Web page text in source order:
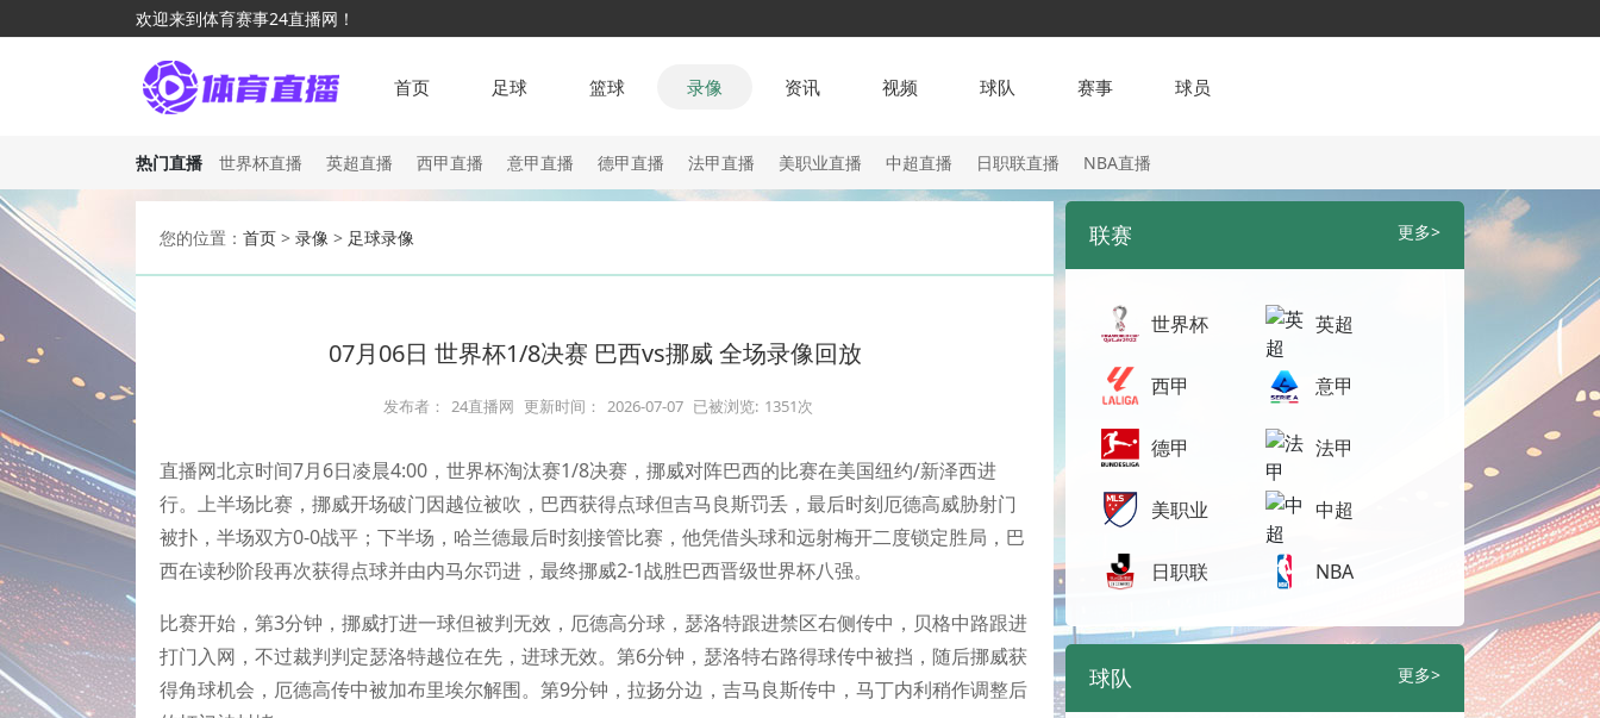
欢迎来到体育赛事24直播网！
首页 足球 篮球 录像 资讯 视频 球队 赛事 球员
热门直播 世界杯直播 英超直播 西甲直播 意甲直播 德甲直播 法甲直播 美职业直播 中超直播 日职联直播 NBA直播
您的位置： 首页 > 录像 > 足球录像
07月06日 世界杯1/8决赛 巴西vs挪威 全场录像回放
发布者： 24直播网 更新时间： 2026-07-07 已被浏览: 1351次
直播网北京时间7月6日凌晨4:00，世界杯淘汰赛1/8决赛，挪威对阵巴西的比赛在美国纽约/新泽西进
行。上半场比赛，挪威开场破门因越位被吹，巴西获得点球但吉马良斯罚丢，最后时刻厄德高威胁射门
被扑，半场双方0-0战平；下半场，哈兰德最后时刻接管比赛，他凭借头球和远射梅开二度锁定胜局，巴
西在读秒阶段再次获得点球并由内马尔罚进，最终挪威2-1战胜巴西晋级世界杯八强。
比赛开始，第3分钟，挪威打进一球但被判无效，厄德高分球，瑟洛特跟进禁区右侧传中，贝格中路跟进
打门入网，不过裁判判定瑟洛特越位在先，进球无效。第6分钟，瑟洛特右路得球传中被挡，随后挪威获
得角球机会，厄德高传中被加布里埃尔解围。第9分钟，拉扬分边，吉马良斯传中，马丁内利稍作调整后
联赛 更多>
世界杯 英超
西甲 意甲
德甲 法甲
美职业 中超
日职联 NBA
球队 更多>